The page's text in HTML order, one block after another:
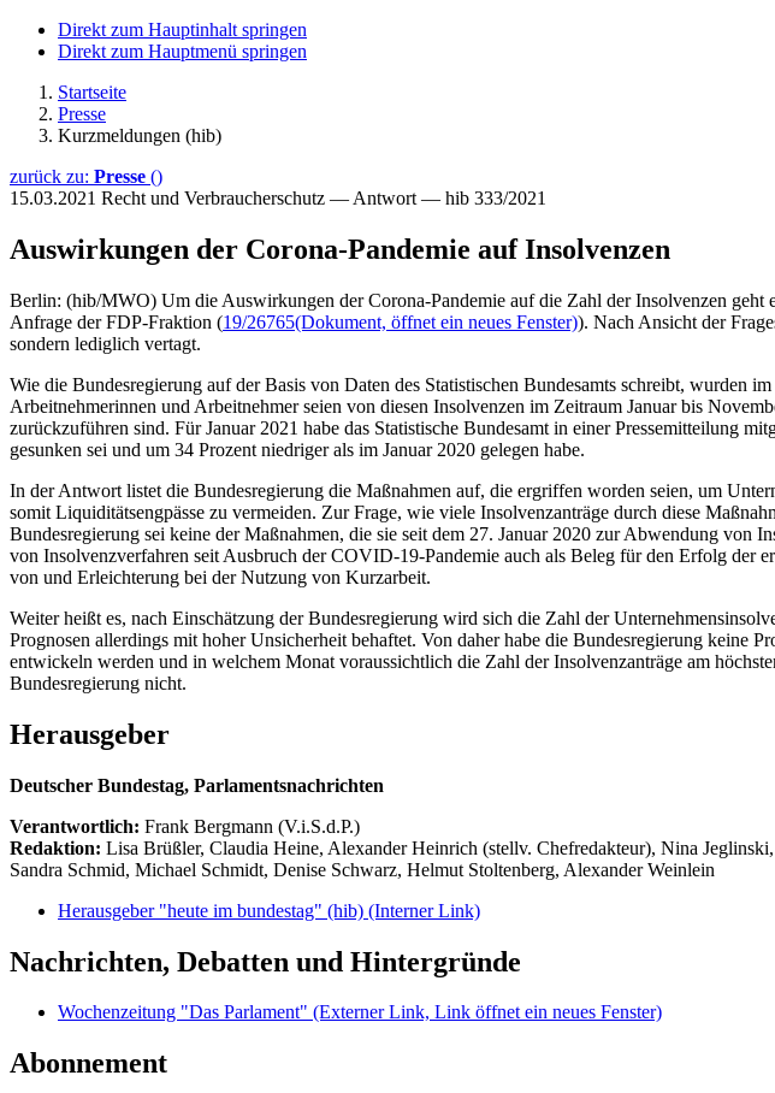
Direkt zum Hauptinhalt springen
Direkt zum Hauptmenü springen
Startseite
Presse
Kurzmeldungen (hib)
zurück zu: Presse ()
15.03.2021 Recht und Verbraucherschutz — Antwort — hib 333/2021
Auswirkungen der Corona-Pandemie auf Insolvenzen
Berlin: (hib/MWO) Um die Auswirkungen der Corona-Pandemie auf die Zahl der Insolvenzen geht
Anfrage der FDP-Fraktion (19/26765(Dokument, öffnet ein neues Fenster)). Nach Ansicht der
sondern lediglich vertagt.
Wie die Bundesregierung auf der Basis von Daten des Statistischen Bundesamts schreibt, wurden
Arbeitnehmerinnen und Arbeitnehmer seien von diesen Insolvenzen im Zeitraum Januar bis
zurückzuführen sind. Für Januar 2021 habe das Statistische Bundesamt in einer Pressemitteilung
gesunken sei und um 34 Prozent niedriger als im Januar 2020 gelegen habe.
In der Antwort listet die Bundesregierung die Maßnahmen auf, die ergriffen worden seien, um
somit Liquiditätsengpässe zu vermeiden. Zur Frage, wie viele Insolvenzanträge durch diese
Bundesregierung sei keine der Maßnahmen, die sie seit dem 27. Januar 2020 zur Abwendung
von Insolvenzverfahren seit Ausbruch der COVID-19-Pandemie auch als Beleg für den Erfolg der
von und Erleichterung bei der Nutzung von Kurzarbeit.
Weiter heißt es, nach Einschätzung der Bundesregierung wird sich die Zahl der
Prognosen allerdings mit hoher Unsicherheit behaftet. Von daher habe die Bundesregierung keine
entwickeln werden und in welchem Monat voraussichtlich die Zahl der Insolvenzanträge am
Bundesregierung nicht.
Herausgeber
Deutscher Bundestag, Parlamentsnachrichten
Verantwortlich: Frank Bergmann (V.i.S.d.P.)
Redaktion: Lisa Brüßler, Claudia Heine, Alexander Heinrich (stellv. Chefredakteur), Nina Jeglinski,
Sandra Schmid, Michael Schmidt, Denise Schwarz, Helmut Stoltenberg, Alexander Weinlein
Herausgeber "heute im bundestag" (hib) (Interner Link)
Nachrichten, Debatten und Hintergründe
Wochenzeitung "Das Parlament" (Externer Link, Link öffnet ein neues Fenster)
Abonnement